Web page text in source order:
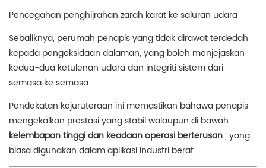
Pencegahan penghijrahan zarah karat ke saluran udara
Sebaliknya, perumah penapis yang tidak dirawat terdedah
kepada pengoksidaan dalaman, yang boleh menjejaskan
kedua-dua ketulenan udara dan integriti sistem dari
semasa ke semasa.
Pendekatan kejuruteraan ini memastikan bahawa penapis
mengekalkan prestasi yang stabil walaupun di bawah
kelembapan tinggi dan keadaan operasi berterusan, yang
biasa digunakan dalam aplikasi industri berat.